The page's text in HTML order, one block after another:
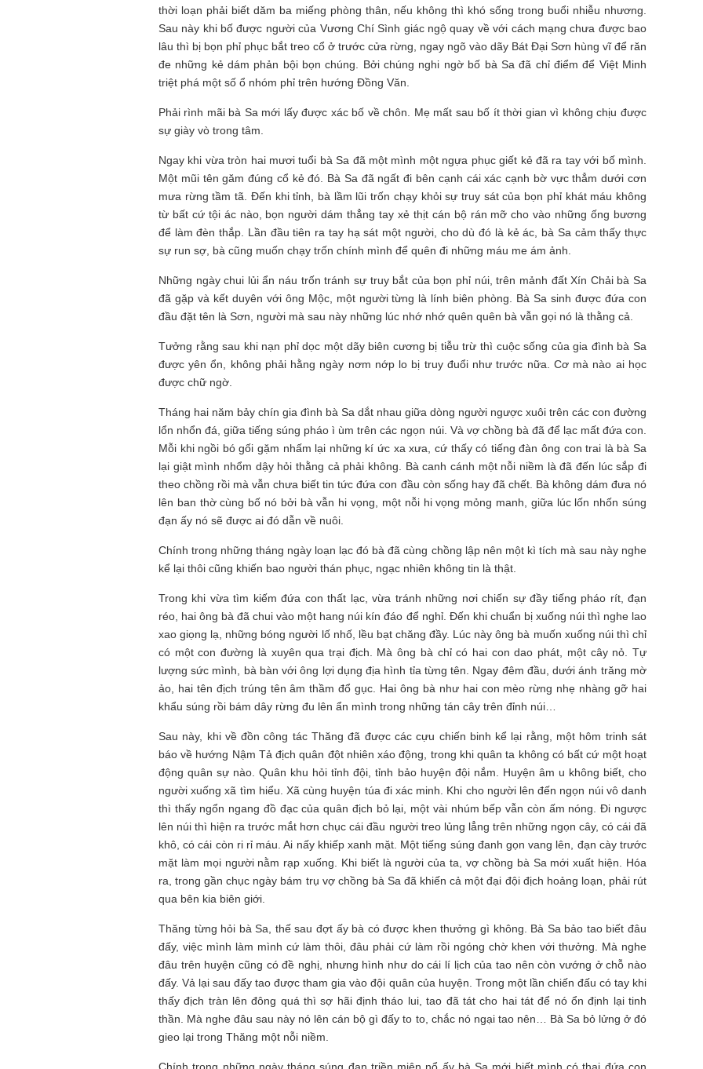
thời loạn phải biết dăm ba miếng phòng thân, nếu không thì khó sống trong buổi nhiễu nhương.
Sau này khi bố được người của Vương Chí Sình giác ngộ quay về với cách mạng chưa được bao
lâu thì bị bọn phỉ phục bắt treo cổ ở trước cửa rừng, ngay ngõ vào dãy Bát Đại Sơn hùng vĩ để răn
đe những kẻ dám phản bội bọn chúng. Bởi chúng nghi ngờ bố bà Sa đã chỉ điểm để Việt Minh
triệt phá một số ổ nhóm phỉ trên hướng Đồng Văn.
Phải rình mãi bà Sa mới lấy được xác bố về chôn. Mẹ mất sau bố ít thời gian vì không chịu được
sự giày vò trong tâm.
Ngay khi vừa tròn hai mươi tuổi bà Sa đã một mình một ngựa phục giết kẻ đã ra tay với bố mình.
Một mũi tên găm đúng cổ kẻ đó. Bà Sa đã ngất đi bên cạnh cái xác cạnh bờ vực thẳm dưới cơn
mưa rừng tầm tã. Đến khi tỉnh, bà lầm lũi trốn chạy khỏi sự truy sát của bọn phỉ khát máu không
từ bất cứ tội ác nào, bọn người dám thẳng tay xẻ thịt cán bộ rán mỡ cho vào những ống bương
để làm đèn thắp. Lần đầu tiên ra tay hạ sát một người, cho dù đó là kẻ ác, bà Sa cảm thấy thực
sự run sợ, bà cũng muốn chạy trốn chính mình để quên đi những máu me ám ảnh.
Những ngày chui lủi ẩn náu trốn tránh sự truy bắt của bọn phỉ núi, trên mảnh đất Xín Chải bà Sa
đã gặp và kết duyên với ông Mộc, một người từng là lính biên phòng. Bà Sa sinh được đứa con
đầu đặt tên là Sơn, người mà sau này những lúc nhớ nhớ quên quên bà vẫn gọi nó là thằng cả.
Tưởng rằng sau khi nạn phỉ dọc một dãy biên cương bị tiễu trừ thì cuộc sống của gia đình bà Sa
được yên ổn, không phải hằng ngày nơm nớp lo bị truy đuổi như trước nữa. Cơ mà nào ai học
được chữ ngờ.
Tháng hai năm bảy chín gia đình bà Sa dắt nhau giữa dòng người ngược xuôi trên các con đường
lổn nhổn đá, giữa tiếng súng pháo ì ùm trên các ngọn núi. Và vợ chồng bà đã để lạc mất đứa con.
Mỗi khi ngồi bó gối gặm nhấm lại những kí ức xa xưa, cứ thấy có tiếng đàn ông con trai là bà Sa
lại giật mình nhổm dậy hỏi thằng cả phải không. Bà canh cánh một nỗi niềm là đã đến lúc sắp đi
theo chồng rồi mà vẫn chưa biết tin tức đứa con đầu còn sống hay đã chết. Bà không dám đưa nó
lên ban thờ cùng bố nó bởi bà vẫn hi vọng, một nỗi hi vọng mỏng manh, giữa lúc lốn nhốn súng
đạn ấy nó sẽ được ai đó dẫn về nuôi.
Chính trong những tháng ngày loạn lạc đó bà đã cùng chồng lập nên một kì tích mà sau này nghe
kể lại thôi cũng khiến bao người thán phục, ngạc nhiên không tin là thật.
Trong khi vừa tìm kiếm đứa con thất lạc, vừa tránh những nơi chiến sự đầy tiếng pháo rít, đạn
réo, hai ông bà đã chui vào một hang núi kín đáo để nghỉ. Đến khi chuẩn bị xuống núi thì nghe lao
xao giọng lạ, những bóng người lố nhố, lều bạt chăng đầy. Lúc này ông bà muốn xuống núi thì chỉ
có một con đường là xuyên qua trại địch. Mà ông bà chỉ có hai con dao phát, một cây nỏ. Tự
lượng sức mình, bà bàn với ông lợi dụng địa hình tỉa từng tên. Ngay đêm đầu, dưới ánh trăng mờ
ảo, hai tên địch trúng tên âm thầm đổ gục. Hai ông bà như hai con mèo rừng nhẹ nhàng gỡ hai
khẩu súng rồi bám dây rừng đu lên ẩn mình trong những tán cây trên đỉnh núi…
Sau này, khi về đồn công tác Thăng đã được các cựu chiến binh kể lại rằng, một hôm trinh sát
báo về hướng Nậm Tả địch quân đột nhiên xáo động, trong khi quân ta không có bất cứ một hoạt
động quân sự nào. Quân khu hỏi tỉnh đội, tỉnh bảo huyện đội nắm. Huyện âm u không biết, cho
người xuống xã tìm hiểu. Xã cùng huyện túa đi xác minh. Khi cho người lên đến ngọn núi vô danh
thì thấy ngổn ngang đồ đạc của quân địch bỏ lại, một vài nhúm bếp vẫn còn ấm nóng. Đi ngược
lên núi thì hiện ra trước mắt hơn chục cái đầu người treo lủng lẳng trên những ngọn cây, có cái đã
khô, có cái còn ri rỉ máu. Ai nấy khiếp xanh mặt. Một tiếng súng đanh gọn vang lên, đạn cày trước
mặt làm mọi người nằm rạp xuống. Khi biết là người của ta, vợ chồng bà Sa mới xuất hiện. Hóa
ra, trong gần chục ngày bám trụ vợ chồng bà Sa đã khiến cả một đại đội địch hoảng loạn, phải rút
qua bên kia biên giới.
Thăng từng hỏi bà Sa, thế sau đợt ấy bà có được khen thưởng gì không. Bà Sa bảo tao biết đâu
đấy, việc mình làm mình cứ làm thôi, đâu phải cứ làm rồi ngóng chờ khen với thưởng. Mà nghe
đâu trên huyện cũng có đề nghị, nhưng hình như do cái lí lịch của tao nên còn vướng ở chỗ nào
đấy. Vả lại sau đấy tao được tham gia vào đội quân của huyện. Trong một lần chiến đấu có tay khi
thấy địch tràn lên đông quá thì sợ hãi định tháo lui, tao đã tát cho hai tát để nó ổn định lại tinh
thần. Mà nghe đâu sau này nó lên cán bộ gì đấy to to, chắc nó ngại tao nên… Bà Sa bỏ lửng ở đó
gieo lại trong Thăng một nỗi niềm.